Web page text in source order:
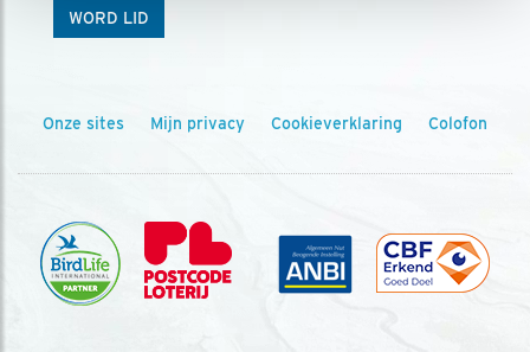
WORD LID
Onze sites Mijn privacy Cookieverklaring Colofon